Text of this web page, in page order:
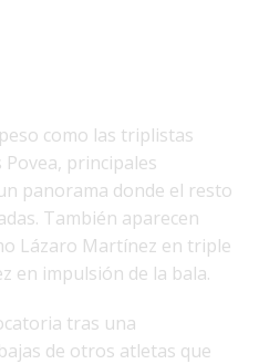
como las triplistas
Povea, principales
panorama donde el resto
También aparecen
Lázaro Martínez en triple
en impulsión de la bala.
tras una
de otros atletas que